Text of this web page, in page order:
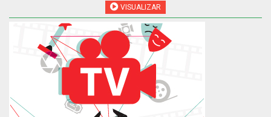
VISUALIZAR